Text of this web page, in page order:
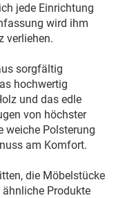
jede Einrichtung
wird ihm
verliehen.
sorgfältig
hochwertig
und das edle
von höchster
weiche Polsterung
am Komfort.
die Möbelstücke
ähnliche Produkte